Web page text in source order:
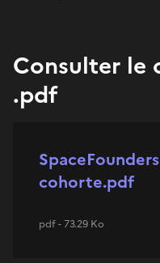
Consulter le
.pdf
cohorte.pdf
pdf - 73.29 Ko